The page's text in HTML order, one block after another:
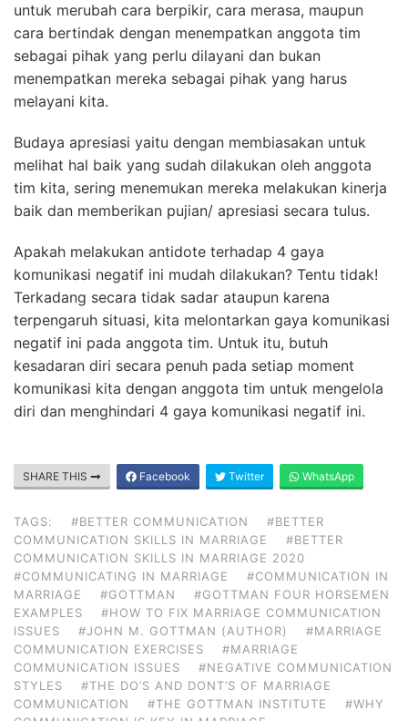
untuk merubah cara berpikir, cara merasa, maupun
cara bertindak dengan menempatkan anggota tim
sebagai pihak yang perlu dilayani dan bukan
menempatkan mereka sebagai pihak yang harus
melayani kita.
Budaya apresiasi yaitu dengan membiasakan untuk
melihat hal baik yang sudah dilakukan oleh anggota
tim kita, sering menemukan mereka melakukan kinerja
baik dan memberikan pujian/ apresiasi secara tulus.
Apakah melakukan antidote terhadap 4 gaya
komunikasi negatif ini mudah dilakukan? Tentu tidak!
Terkadang secara tidak sadar ataupun karena
terpengaruh situasi, kita melontarkan gaya komunikasi
negatif ini pada anggota tim. Untuk itu, butuh
kesadaran diri secara penuh pada setiap moment
komunikasi kita dengan anggota tim untuk mengelola
diri dan menghindari 4 gaya komunikasi negatif ini.
SHARE THIS Facebook Twitter WhatsApp
TAGS: #BETTER COMMUNICATION
#BETTER
COMMUNICATION SKILLS IN MARRIAGE
#BETTER
COMMUNICATION SKILLS IN MARRIAGE 2020
#COMMUNICATING IN MARRIAGE
#COMMUNICATION IN
MARRIAGE
#GOTTMAN
#GOTTMAN FOUR HORSEMEN
EXAMPLES
#HOW TO FIX MARRIAGE COMMUNICATION
ISSUES
#JOHN M. GOTTMAN (AUTHOR)
#MARRIAGE
COMMUNICATION EXERCISES
#MARRIAGE
COMMUNICATION ISSUES
#NEGATIVE COMMUNICATION
STYLES
#THE DO’S AND DONT’S OF MARRIAGE
COMMUNICATION
#THE GOTTMAN INSTITUTE
#WHY